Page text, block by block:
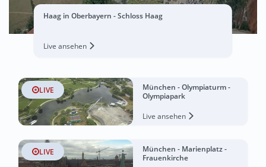
Haag in Oberbayern - Schloss Haag
Live ansehen
LIVE
München - Olympiaturm -
Olympiapark
Live ansehen
LIVE
München - Marienplatz -
Frauenkirche